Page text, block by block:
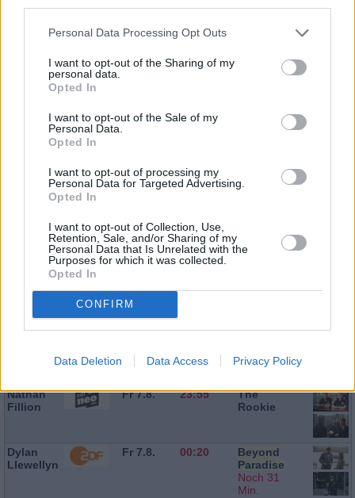
Personal Data Processing Opt Outs
I want to opt-out of the Sharing of my
personal data.
Opted In
I want to opt-out of the Sale of my
Personal Data.
Opted In
I want to opt-out of processing my
Personal Data for Targeted Advertising.
Opted In
I want to opt-out of Collection, Use,
Retention, Sale, and/or Sharing of my
Personal Data that Is Unrelated with the
Purposes for which it was collected.
Opted In
CONFIRM
Data Deletion Data Access Privacy Policy
Élizabeth
Bourgine
Fr 7.8. 21:05
Death in
Johannes
Fr 7.8. 23:20
Nathan
Fillion
Fr 7.8. 23:55
The
Rookie
Dylan
Llewellyn
Fr 7.8. 00:20
Beyond
Paradise
Noch 31
Min.